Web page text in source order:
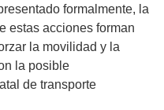
formalmente, la
estas acciones forman
la movilidad y la
la posible
de transporte